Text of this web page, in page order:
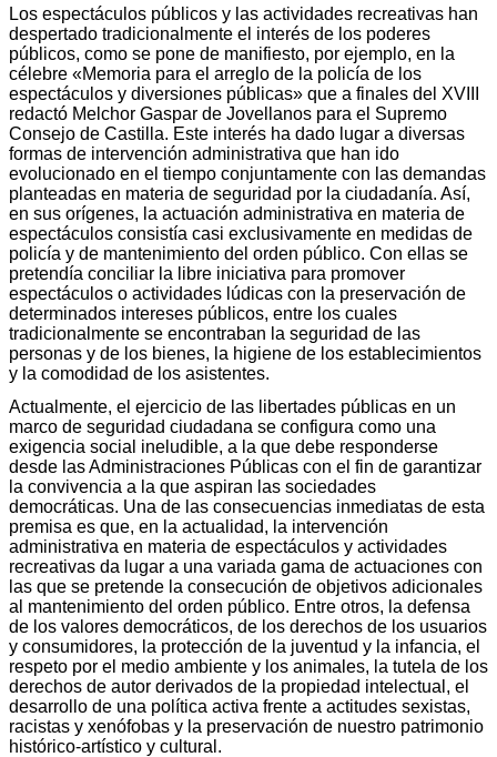
Los espectáculos públicos y las actividades recreativas han
despertado tradicionalmente el interés de los poderes
públicos, como se pone de manifiesto, por ejemplo, en la
célebre «Memoria para el arreglo de la policía de los
espectáculos y diversiones públicas» que a finales del XVIII
redactó Melchor Gaspar de Jovellanos para el Supremo
Consejo de Castilla. Este interés ha dado lugar a diversas
formas de intervención administrativa que han ido
evolucionado en el tiempo conjuntamente con las demandas
planteadas en materia de seguridad por la ciudadanía. Así,
en sus orígenes, la actuación administrativa en materia de
espectáculos consistía casi exclusivamente en medidas de
policía y de mantenimiento del orden público. Con ellas se
pretendía conciliar la libre iniciativa para promover
espectáculos o actividades lúdicas con la preservación de
determinados intereses públicos, entre los cuales
tradicionalmente se encontraban la seguridad de las
personas y de los bienes, la higiene de los establecimientos
y la comodidad de los asistentes.
Actualmente, el ejercicio de las libertades públicas en un
marco de seguridad ciudadana se configura como una
exigencia social ineludible, a la que debe responderse
desde las Administraciones Públicas con el fin de garantizar
la convivencia a la que aspiran las sociedades
democráticas. Una de las consecuencias inmediatas de esta
premisa es que, en la actualidad, la intervención
administrativa en materia de espectáculos y actividades
recreativas da lugar a una variada gama de actuaciones con
las que se pretende la consecución de objetivos adicionales
al mantenimiento del orden público. Entre otros, la defensa
de los valores democráticos, de los derechos de los usuarios
y consumidores, la protección de la juventud y la infancia, el
respeto por el medio ambiente y los animales, la tutela de los
derechos de autor derivados de la propiedad intelectual, el
desarrollo de una política activa frente a actitudes sexistas,
racistas y xenófobas y la preservación de nuestro patrimonio
histórico-artístico y cultural.